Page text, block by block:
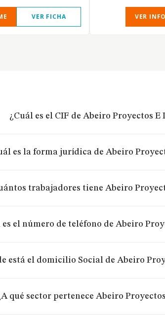
VER FICHA VER
¿Cuál es el CIF de Abeiro Proyectos E
es la forma jurídica de Abeiro
trabajadores tiene Abeiro
es el número de teléfono de Abeiro
está el domicilio Social de Abeiro
qué sector pertenece Abeiro